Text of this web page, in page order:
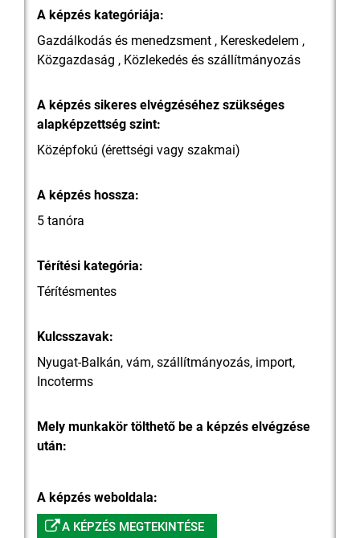
A képzés kategóriája:
Gazdálkodás és menedzsment , Kereskedelem ,
Közgazdaság , Közlekedés és szállítmányozás
A képzés sikeres elvégzéséhez szükséges
alapképzettség szint:
Középfokú (érettségi vagy szakmai)
A képzés hossza:
5 tanóra
Térítési kategória:
Térítésmentes
Kulcsszavak:
Nyugat-Balkán, vám, szállítmányozás, import,
Incoterms
Mely munkakör tölthető be a képzés elvégzése
után:
A képzés weboldala:
A KÉPZÉS MEGTEKINTÉSE